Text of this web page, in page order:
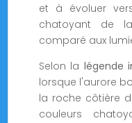
et à évoluer
chatoyant de
comparé aux
Selon la légende
lorsque l'aurore
la roche côtière
couleurs